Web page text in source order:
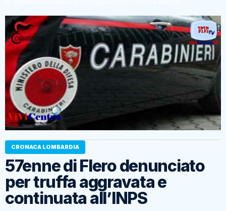
CRONACA LOMBARDIA
57enne di Flero denunciato
per truffa aggravata e
continuata all’INPS